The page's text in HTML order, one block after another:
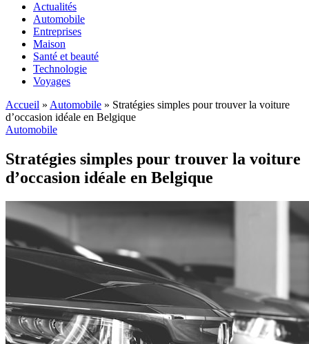
Actualités
Automobile
Entreprises
Maison
Santé et beauté
Technologie
Voyages
Accueil » Automobile » Stratégies simples pour trouver la voiture
d’occasion idéale en Belgique
Automobile
Stratégies simples pour trouver la voiture
d’occasion idéale en Belgique